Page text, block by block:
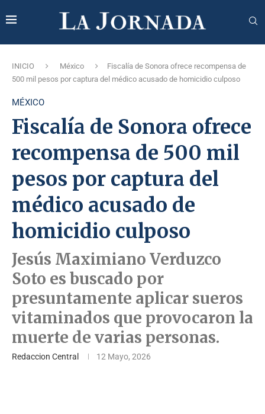
INICIO México
Fiscalía de Sonora ofrece recompensa de
500 mil pesos por captura del médico acusado de homicidio culposo
MÉXICO
Fiscalía de Sonora ofrece
recompensa de 500 mil
pesos por captura del
médico acusado de
homicidio culposo
Jesús Maximiano Verduzco
Soto es buscado por
presuntamente aplicar sueros
vitaminados que provocaron la
muerte de varias personas.
Redaccion Central 12 Mayo, 2026